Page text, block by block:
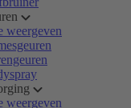
weergeven
weergeven